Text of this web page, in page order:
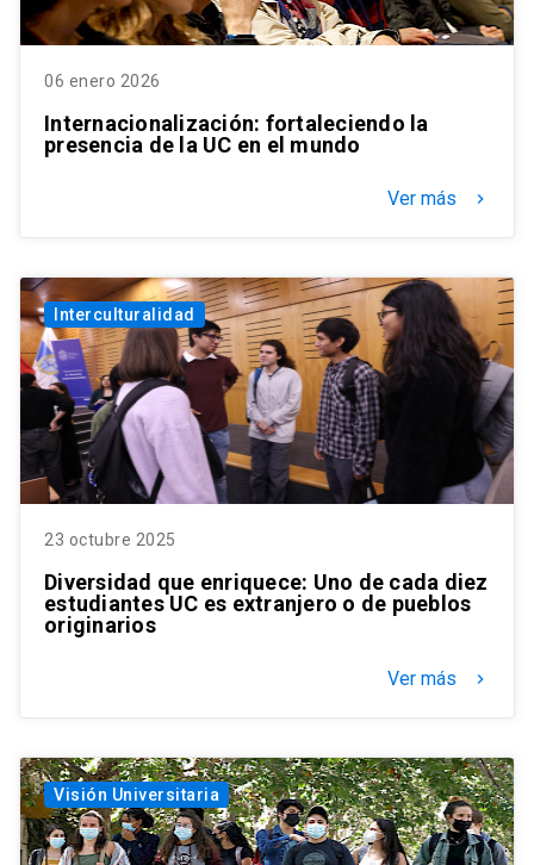
06 enero 2026
Internacionalización: fortaleciendo la
presencia de la UC en el mundo
Ver más keyboard_arrow_right
Interculturalidad
23 octubre 2025
Diversidad que enriquece: Uno de cada diez
estudiantes UC es extranjero o de pueblos
originarios
Ver más keyboard_arrow_right
Visión Universitaria